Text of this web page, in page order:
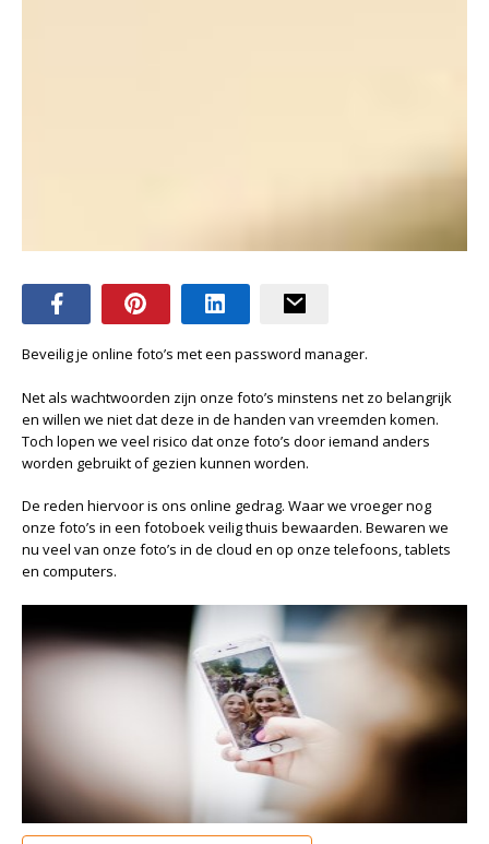
Beveilig je online foto’s met een password manager.
Net als wachtwoorden zijn onze foto’s minstens net zo belangrijk
en willen we niet dat deze in de handen van vreemden komen.
Toch lopen we veel risico dat onze foto’s door iemand anders
worden gebruikt of gezien kunnen worden.
De reden hiervoor is ons online gedrag. Waar we vroeger nog
onze foto’s in een fotoboek veilig thuis bewaarden. Bewaren we
nu veel van onze foto’s in de cloud en op onze telefoons, tablets
en computers.